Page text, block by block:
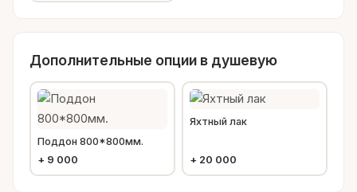
Дополнительные опции в душевую
Поддон 800*800мм.
+ 9 000
Яхтный лак
+ 20 000